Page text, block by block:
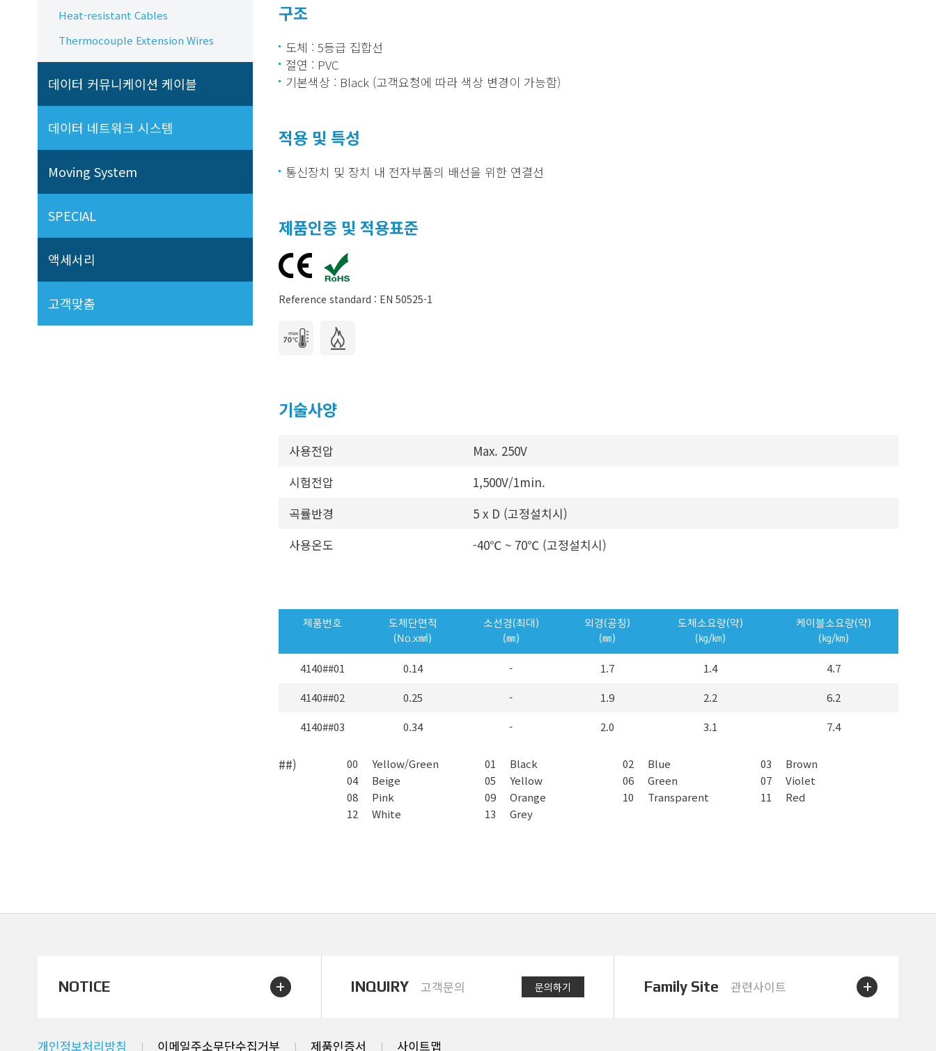
Heat-resistant Cables
Thermocouple Extension Wires
데이터 커뮤니케이션 케이블
데이터 네트워크 시스템
Moving System
SPECIAL
액세서리
고객맞춤
구조
도체 : 5등급 집합선
절연 : PVC
기본색상 : Black (고객요청에 따라 색상 변경이 가능함)
적용 및 특성
통신장치 및 장치 내 전자부품의 배선을 위한 연결선
제품인증 및 적용표준
Reference standard : EN 50525-1
기술사양
사용전압
Max. 250V
시험전압
1,500V/1min.
곡률반경
5 x D (고정설치시)
사용온도
-40℃ ~ 70℃ (고정설치시)
제품번호
도체단면적
(No.x㎟)
소선경(최대)
(㎜)
외경(공칭)
(㎜)
도체소요량(약)
(㎏/㎞)
케이블소요량(약)
(㎏/㎞)
4140##01 0.14 - 1.7 1.4
4.7
4140##02
0.25 - 1.9 2.2
6.2
4140##03
0.34 - 2.0 3.1 7.4
##) 00 Yellow/Green 01 Black 02 Blue 03
Brown
04
Beige 05 Yellow 06 Green 07
Violet
08
Pink 09 Orange 10 Transparent 11
Red
12
White 13 Grey
NOTICE + INQUIRY 고객문의 문의하기 Family Site 관련사이트 +
개인정보처리방침 | 이메일주소무단수집거부 | 제품인증서 | 사이트맵